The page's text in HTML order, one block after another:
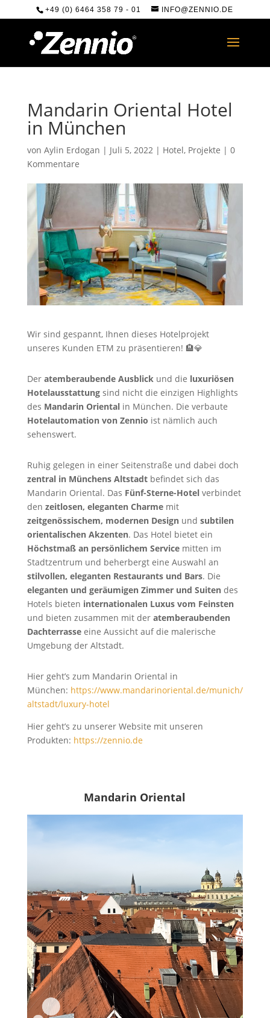
+49 (0) 6464 358 79 - 01 INFO@ZENNIO.DE
Mandarin Oriental Hotel
in München
von Aylin Erdogan | Juli 5, 2022| Hotel, Projekte | 0
Kommentare
Wir sind gespannt, Ihnen dieses Hotelprojekt
unseres Kunden ETM zu präsentieren! 🏨💎
Der atemberaubende Ausblick und die luxuriösen
Hotelausstattungsind nicht die einzigen Highlights
des Mandarin Orientalin München. Die verbaute
Hotelautomation von Zennio ist nämlich auch
sehenswert.
Ruhig gelegen in einer Seitenstraße und dabei doch
zentral in Münchens Altstadtbefindet sich das
Mandarin Oriental. Das Fünf-Sterne-Hotelverbindet
den zeitlosen, eleganten Charmemit
zeitgenössischem, modernen Designund subtilen
orientalischen Akzenten. Das Hotel bietet ein
Höchstmaß an persönlichem Servicemitten im
Stadtzentrum und beherbergt eine Auswahl an
stilvollen, eleganten Restaurants und Bars. Die
eleganten und geräumigen Zimmer und Suitendes
Hotels bieten internationalen Luxus vom Feinsten
und bieten zusammen mit der atemberaubenden
Dachterrasseeine Aussicht auf die malerische
Umgebung der Altstadt.
Hier geht’s zum Mandarin Oriental in
München: https://www.mandarinoriental.de/munich/
altstadt/luxury-hotel
Hier geht’s zu unserer Website mit unseren
Produkten: https://zennio.de
Mandarin Oriental